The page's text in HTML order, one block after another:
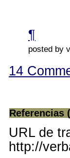
¶
posted by
14
Referencias
URL de
http://